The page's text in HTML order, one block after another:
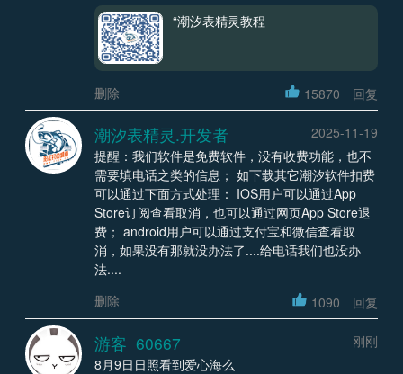
“潮汐表精灵教程
删除 15870 回复
潮汐表精灵.开发者
2025-11-19
提醒：我们软件是免费软件，没有收费功能，也不
需要填电话之类的信息； 如下载其它潮汐软件扣费
可以通过下面方式处理： IOS用户可以通过App
Store订阅查看取消，也可以通过网页App Store退
费； android用户可以通过支付宝和微信查看取
消，如果没有那就没办法了....给电话我们也没办
法....
删除
1090 回复
游客_60667
刚刚
8月9日日照看到爱心海么